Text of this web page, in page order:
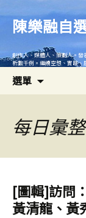
內
陳樂融自
創作人、媒體人、策劃人。
析數千例。繼續空想、實踐、
選單
每日彙
[圖輯]訪問
黃清龍、黃